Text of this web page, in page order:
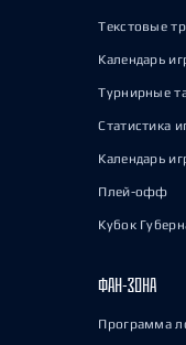
Текстовые
Календарь
Турнирные
Статистика
Календарь
Плей-офф
Кубок
ФАН-ЗОНА
Программа